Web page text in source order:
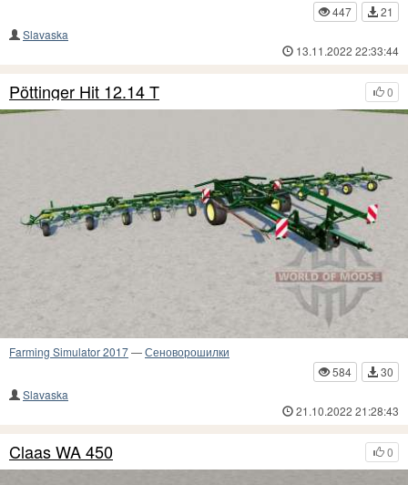
447
21
Slavaska
13.11.2022 22:33:44
0
Pöttinger Hit 12.14 T
Farming Simulator 2017—Сеноворошилки
584
30
Slavaska
21.10.2022 21:28:43
0
Claas WA 450